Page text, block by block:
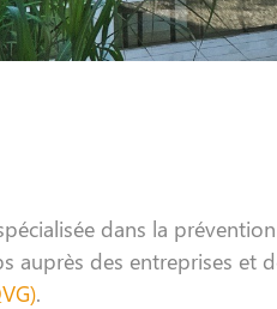
dans la
auprès des entreprises et
.